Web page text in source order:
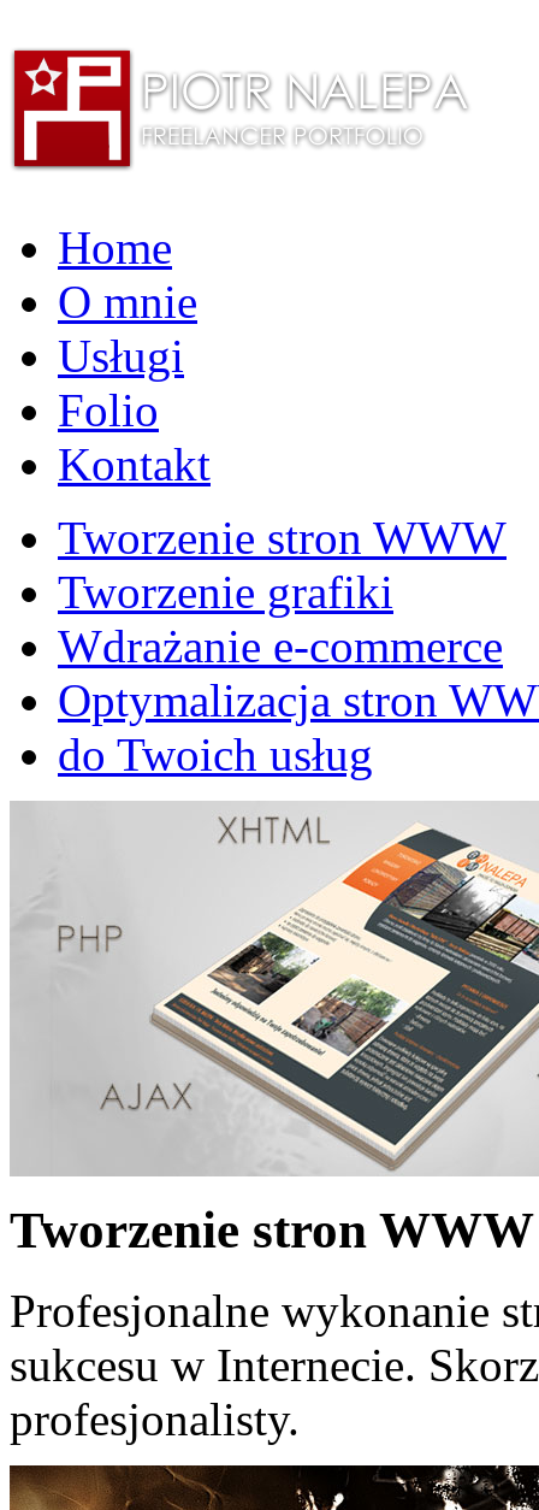
Home
O mnie
Usługi
Folio
Kontakt
Tworzenie stron WWW
Tworzenie grafiki
Wdrażanie e-commerce
Optymalizacja stron
do Twoich usług
Tworzenie stron WWW
Profesjonalne wykonanie
sukcesu w Internecie.
profesjonalisty.